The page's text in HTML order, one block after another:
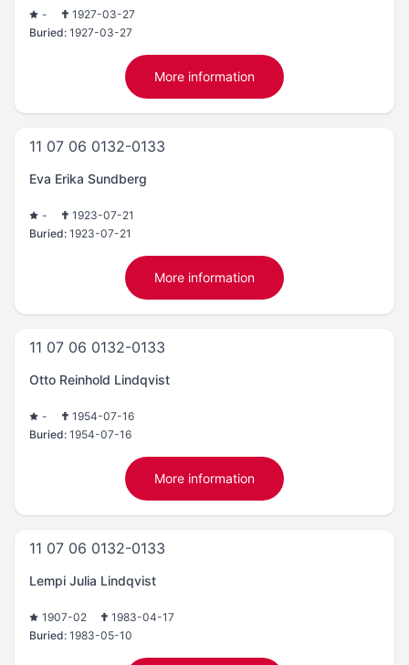
-
1927-03-27
Buried: 1927-03-27
More information
11 07 06 0132-0133
Eva Erika Sundberg
-
1923-07-21
Buried: 1923-07-21
More information
11 07 06 0132-0133
Otto Reinhold Lindqvist
-
1954-07-16
Buried: 1954-07-16
More information
11 07 06 0132-0133
Lempi Julia Lindqvist
1907-02
1983-04-17
Buried: 1983-05-10